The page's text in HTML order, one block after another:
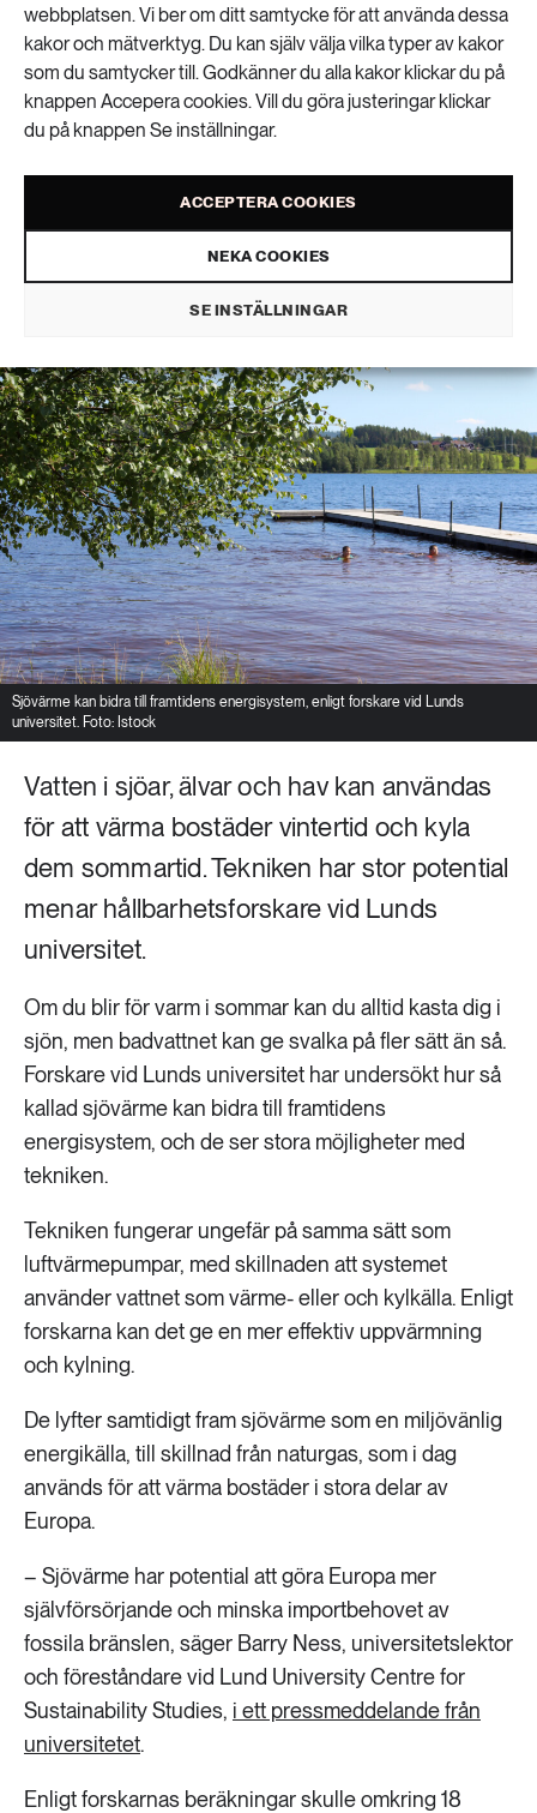
webbplatsen. Vi ber om ditt samtycke för att använda dessa
kakor och mätverktyg. Du kan själv välja vilka typer av kakor
som du samtycker till. Godkänner du alla kakor klickar du på
knappen Accepera cookies. Vill du göra justeringar klickar
du på knappen Se inställningar.
ACCEPTERA COOKIES
NEKA COOKIES
SE INSTÄLLNINGAR
Din badsjö kan ge
svalka på oväntat sätt
PUBLICERAD 18 JUNI 2026
Sjövärme kan bidra till framtidens energisystem, enligt forskare vid Lunds
universitet. Foto: Istock
Vatten i sjöar, älvar och hav kan användas
för att värma bostäder vintertid och kyla
dem sommartid. Tekniken har stor potential
menar hållbarhetsforskare vid Lunds
universitet.
Om du blir för varm i sommar kan du alltid kasta dig i
sjön, men badvattnet kan ge svalka på fler sätt än så.
Forskare vid Lunds universitet har undersökt hur så
kallad sjövärme kan bidra till framtidens
energisystem, och de ser stora möjligheter med
tekniken.
Tekniken fungerar ungefär på samma sätt som
luftvärmepumpar, med skillnaden att systemet
använder vattnet som värme- eller och kylkälla. Enligt
forskarna kan det ge en mer effektiv uppvärmning
och kylning.
De lyfter samtidigt fram sjövärme som en miljövänlig
energikälla, till skillnad från naturgas, som i dag
används för att värma bostäder i stora delar av
Europa.
– Sjövärme har potential att göra Europa mer
självförsörjande och minska importbehovet av
fossila bränslen, säger Barry Ness, universitetslektor
och föreståndare vid Lund University Centre for
Sustainability Studies, i ett pressmeddelande från
universitetet.
Enligt forskarnas beräkningar skulle omkring 18